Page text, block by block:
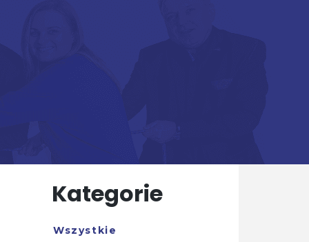
Kategorie
Wszystkie